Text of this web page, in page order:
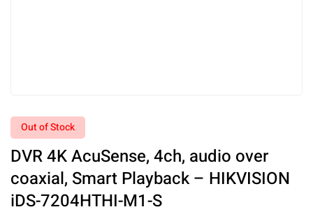
Out of Stock
DVR 4K AcuSense, 4ch, audio over
coaxial, Smart Playback – HIKVISION
iDS-7204HTHI-M1-S